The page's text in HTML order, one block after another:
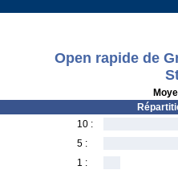
Open rapide de
10 :
5 :
1 :